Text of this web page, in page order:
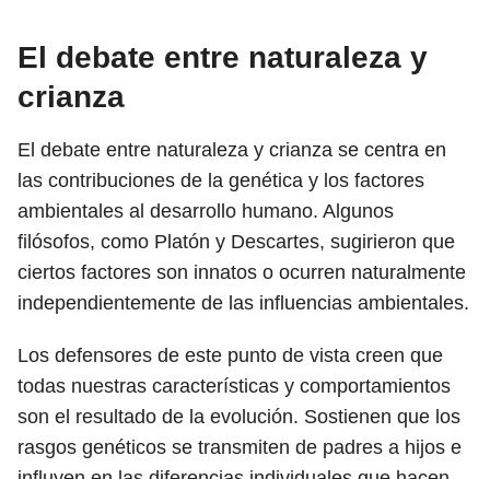
El debate entre naturaleza y
crianza
El debate entre naturaleza y crianza se centra en
las contribuciones de la genética y los factores
ambientales al desarrollo humano. Algunos
filósofos, como Platón y Descartes, sugirieron que
ciertos factores son innatos o ocurren naturalmente
independientemente de las influencias ambientales.
Los defensores de este punto de vista creen que
todas nuestras características y comportamientos
son el resultado de la evolución. Sostienen que los
rasgos genéticos se transmiten de padres a hijos e